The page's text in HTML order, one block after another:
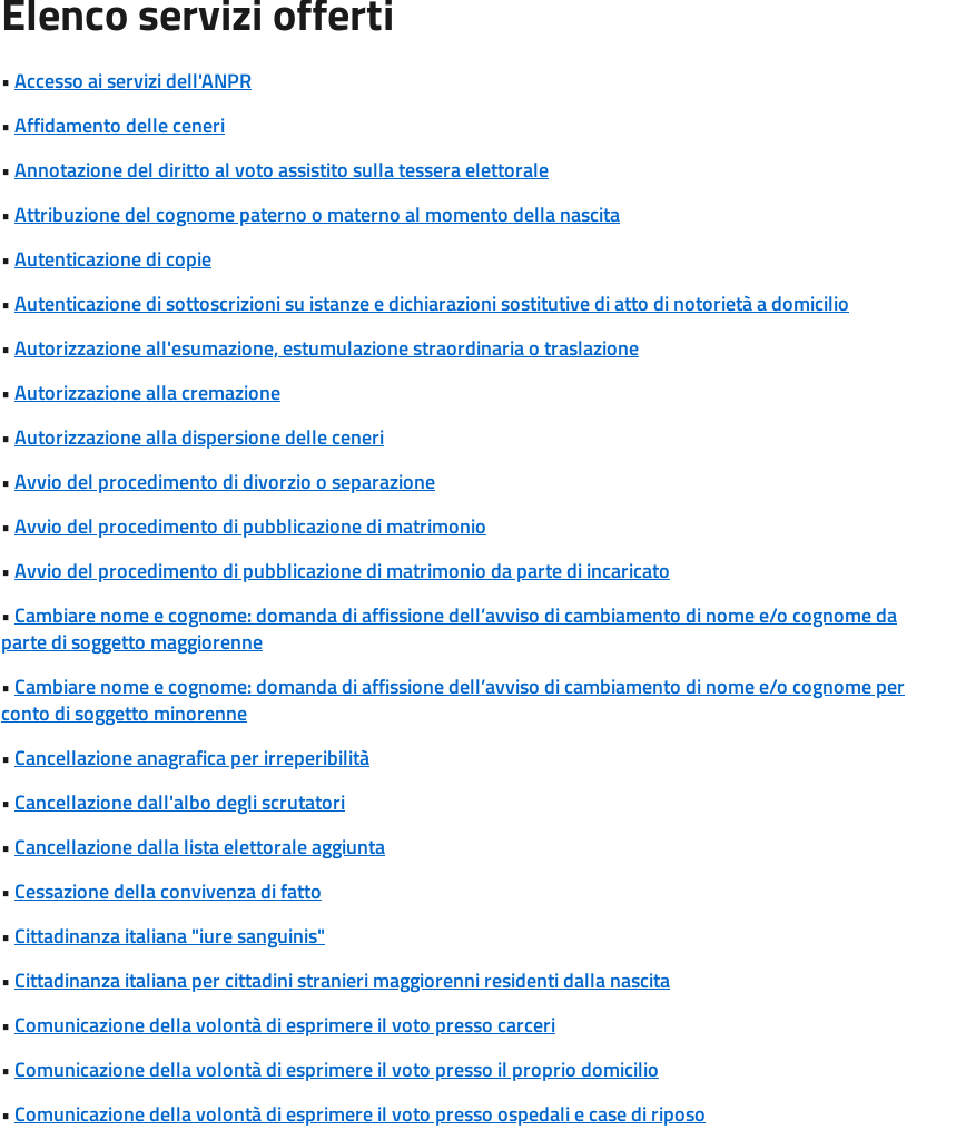
Elenco servizi offerti
•Accesso ai servizi dell'ANPR
•Affidamento delle ceneri
•Annotazione del diritto al voto assistito sulla tessera elettorale
•Attribuzione del cognome paterno o materno al momento della nascita
•Autenticazione di copie
•Autenticazione di sottoscrizioni su istanze e dichiarazioni sostitutive di atto di notorietà a domicilio
•Autorizzazione all'esumazione, estumulazione straordinaria o traslazione
•Autorizzazione alla cremazione
•Autorizzazione alla dispersione delle ceneri
•Avvio del procedimento di divorzio o separazione
•Avvio del procedimento di pubblicazione di matrimonio
•Avvio del procedimento di pubblicazione di matrimonio da parte di incaricato
• Cambiare nome e cognome: domanda di affissione dell’avviso di cambiamento di nome e/o cognome da
parte di soggetto maggiorenne
• Cambiare nome e cognome: domanda di affissione dell’avviso di cambiamento di nome e/o cognome per
conto di soggetto minorenne
• Cancellazione anagrafica per irreperibilità
• Cancellazione dall'albo degli scrutatori
• Cancellazione dalla lista elettorale aggiunta
• Cessazione della convivenza di fatto
• Cittadinanza italiana "iure sanguinis"
• Cittadinanza italiana per cittadini stranieri maggiorenni residenti dalla nascita
• Comunicazione della volontà di esprimere il voto presso carceri
• Comunicazione della volontà di esprimere il voto presso il proprio domicilio
• Comunicazione della volontà di esprimere il voto presso ospedali e case di riposo